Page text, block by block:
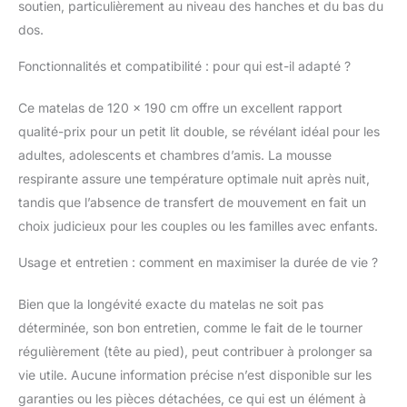
passé. Découvrez la
avec le matelas en
forme Resspry. Sa
surface douce, lisse et
moelleuse vous permet
la peau, assurant une
nuit de sommeil
confortable. , isole
mouvements de votre
sur pause les nuits
perturbées avec
Resspry! Matelas pour
un sommeil
rafraîchissant : pour
dormir au frais, votre
soutien, particulièrement au niveau des hanches et du bas du
dos.
Fonctionnalités et compatibilité : pour qui est-il adapté ?
Ce matelas de 120 x 190 cm offre un excellent rapport
qualité-prix pour un petit lit double, se révélant idéal pour les
adultes, adolescents et chambres d’amis. La mousse
respirante assure une température optimale nuit après nuit,
tandis que l’absence de transfert de mouvement en fait un
choix judicieux pour les couples ou les familles avec enfants.
Usage et entretien : comment en maximiser la durée de vie ?
Bien que la longévité exacte du matelas ne soit pas
déterminée, son bon entretien, comme le fait de le tourner
régulièrement (tête au pied), peut contribuer à prolonger sa
vie utile. Aucune information précise n’est disponible sur les
garanties ou les pièces détachées, ce qui est un élément à